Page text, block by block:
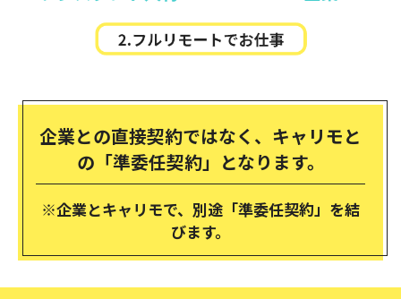
企業との直接契約ではなく、キャリモと
の「準委任契約」となります。
※企業とキャリモで、別途「準委任契約」を結
びます。